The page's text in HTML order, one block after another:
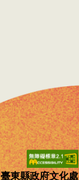
臺東縣政府文化處